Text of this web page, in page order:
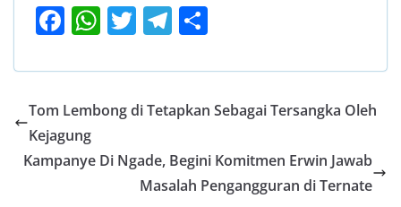
F
e
b
o
o
W
at
s
p
T
itt
er
T
e
gr
m
ar
e
Tom Lembong di Tetapkan Sebagai Tersangka Oleh
Kejagung
Kampanye Di Ngade, Begini Komitmen Erwin Jawab
Masalah Pengangguran di Ternate